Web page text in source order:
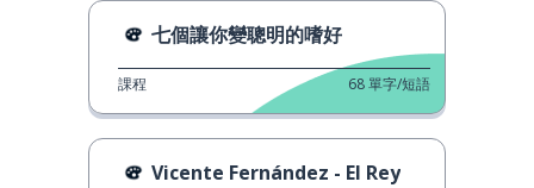
七個讓你變聰明的嗜好
課程 68單字/短語
Vicente Fernández - El Rey